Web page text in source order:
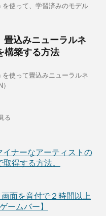
を使って、学習済みのモデル
畳込みニューラルネ
構築する方法
を使って畳込みニューラルネ
る
イナーなアーティストの
得する方法。
画面を音付で２時間以上
ームバー】